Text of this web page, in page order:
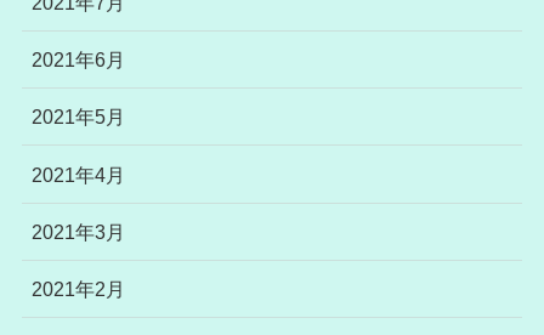
2021年6月
2021年5月
2021年4月
2021年3月
2021年2月